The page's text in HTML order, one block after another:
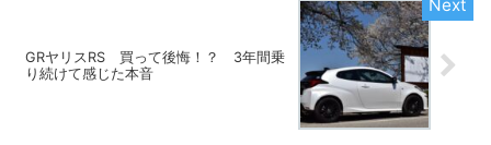
GRヤリスRS 買って後悔！？ 3年間乗
り続けて感じた本音